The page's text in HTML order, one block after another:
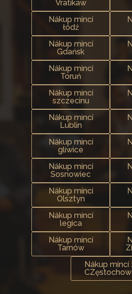
Vratikaw
Nákup mincí
łódź
Nákup mincí
Gdańsk
Nákup mincí
Toruń
Nákup mincí
szczecinu
Nákup mincí
Lublin
Nákup mincí
gliwice
Nákup mincí
Sosnowiec
Nákup mincí
Olsztyn
Nákup mincí
legica
Nákup mincí
Tarnów
Nákup mincí